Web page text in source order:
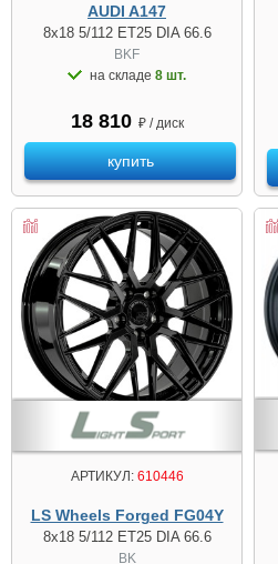
AUDI A147
8x18 5/112 ET25 DIA 66.6
BKF
на складе 8 шт.
18 810 ₽ / диск
купить
АРТИКУЛ:610446
LS Wheels Forged FG04Y
8x18 5/112 ET25 DIA 66.6
BK